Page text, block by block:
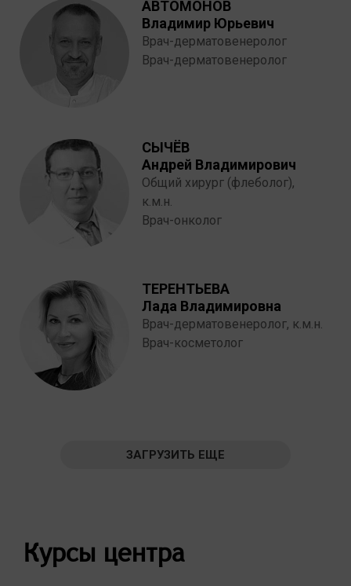
АВТОМОНОВ
Владимир Юрьевич
Врач-дерматовенеролог
Врач-дерматовенеролог
СЫЧЁВ
Андрей Владимирович
Общий хирург (флеболог),
к.м.н.
Врач-онколог
ТЕРЕНТЬЕВА
Лада Владимировна
Врач-дерматовенеролог, к.м.н.
Врач-косметолог
ЗАГРУЗИТЬ ЕЩЕ
Курсы центра